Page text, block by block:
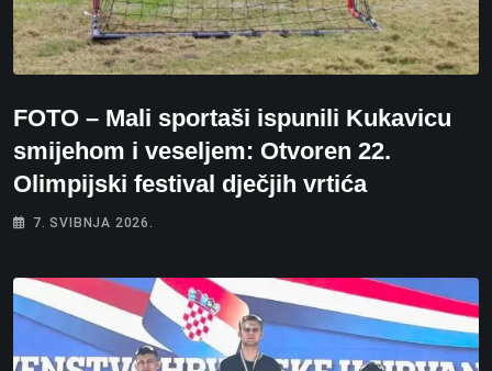
FOTO – Mali sportaši ispunili Kukavicu
smijehom i veseljem: Otvoren 22.
Olimpijski festival dječjih vrtića
7. SVIBNJA 2026.